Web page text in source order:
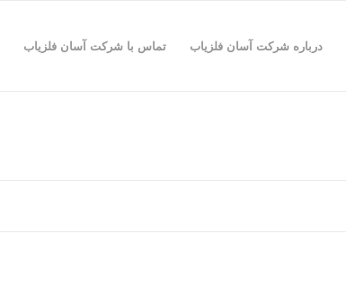
درباره شرکت آسان فلزیاب تماس با شرکت آسان فلزیاب